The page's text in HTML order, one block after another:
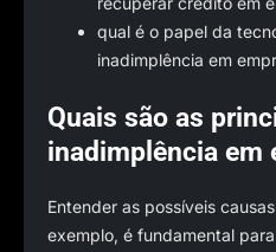
qual é o papel da
inadimplência em
Quais são as
inadimplência em
Entender as possíveis
exemplo, é fundamental